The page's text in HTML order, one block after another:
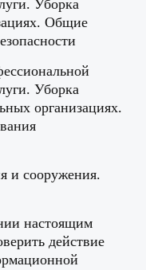
Уборка
Общие
Уборка
организациях.
и сооружения.
настоящим
действие